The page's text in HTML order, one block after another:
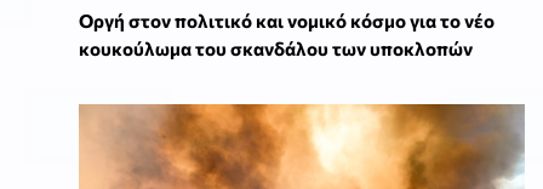
Οργή στον πολιτικό και νομικό κόσμο για το νέο
κουκούλωμα του σκανδάλου των υποκλοπών